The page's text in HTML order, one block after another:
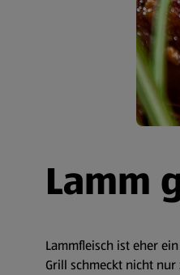
Lamm
Lammfleisch ist eher
Grill schmeckt nicht